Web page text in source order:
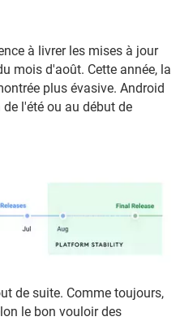
à livrer les mises à jour
mois d'août. Cette année, la
plus évasive. Android
l'été ou au début de
de suite. Comme toujours,
le bon vouloir des